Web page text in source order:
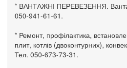
* ВАНТАЖНІ ПЕРЕВЕЗЕННЯ.
050-941-61-61.
* Ремонт, профілактика,
плит, котлів (двоконтурних),
Тел. 050-673-73-31.